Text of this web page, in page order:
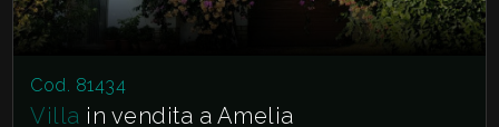
Cod. 81434
Villa in vendita a Amelia